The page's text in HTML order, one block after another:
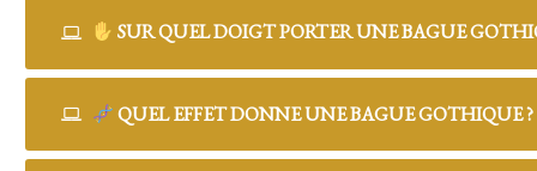
SUR QUEL DOIGT PORTER UNE BAGUE
QUEL EFFET DONNE UNE BAGUE GOTHIQUE ?